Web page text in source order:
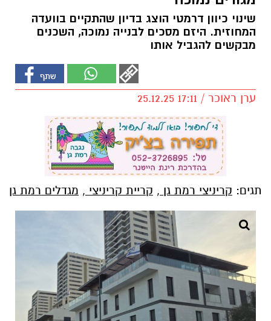
שינוי כיוון דרמטי הוצג בדיון שהתקיים בוועדה
המחוזית. היזם מסכים לבנייה נמוכה, השכנים
מבקשים להגביל אותו
ערן ראוכר / 17:11 25.12.25
תגים: קריניצי רמת גן , קריית קריניצי , מגדלים רמת גן